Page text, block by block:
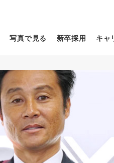
健康経営基本方針
新EC/通信販売パッケージ開発
ア
写真で見る 新卒採用
エントリー キャ